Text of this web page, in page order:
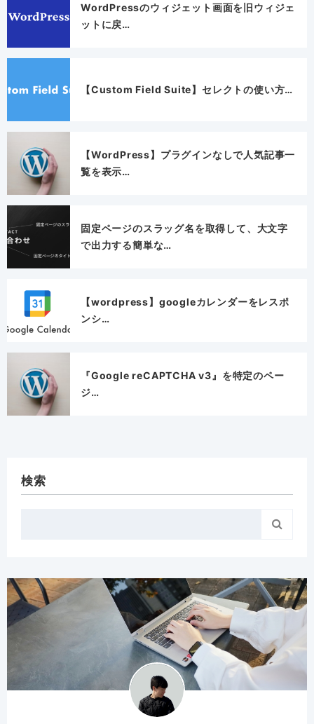
WordPressのウィジェット画面を旧ウィジェ
ットに戻…
【Custom Field Suite】セレクトの使い方…
【WordPress】プラグインなしで人気記事一
覧を表示…
固定ページのスラッグ名を取得して、大文字
で出力する簡単な…
【wordpress】googleカレンダーをレスポ
ンシ…
『Google reCAPTCHA v3』を特定のペー
ジ…
検索
